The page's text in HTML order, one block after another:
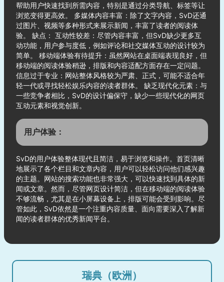
帮助用户快速找到所需内容，特别是通过分类导航、标签等让
浏览变得更高效。 多媒体内容丰富：除了文字内容，SvD还通
过图片、视频等多种形式来展示新闻，丰富了读者的阅读体
验。 缺点： 互动性较差：尽管内容丰富，但SvD缺少更多互
动功能，用户参与度低，例如评论和社交媒体互动的设计较为
简单。 移动端体验有待提升：虽然网站在桌面端表现良好，但
移动端的阅读体验稍逊，排版和内容适配方面存在一定问题。
信息过于专业：网站整体风格较为严肃、正式，可能不适合年
轻一代或寻找轻松娱乐内容的读者群体。 缺乏现代化元素：与
一些竞争者相比，SvD的设计偏保守，缺少一些现代化的网页
互动元素和视觉创新。
用户体验：
SvD的用户体验整体现代且简洁，易于浏览和操作。首页清晰
地展示了各个栏目和文章内容，用户可以轻松访问他们感兴趣
的主题。网站的搜索功能也非常强大，可以快速找到具体的新
闻或文章。然而，尽管网页设计简洁，但在移动端的阅读体验
不够流畅，尤其是在小屏幕设备上，排版可能会受到影响。尽
管如此，SvD依然是一个注重内容质量、面向需要深入了解新
闻的读者群体的优秀新闻平台。
瑞典（欧洲）